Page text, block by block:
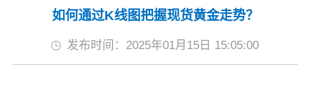
如何通过K线图把握现货黄金走势？
发布时间：2025年01月15日 15:05:00